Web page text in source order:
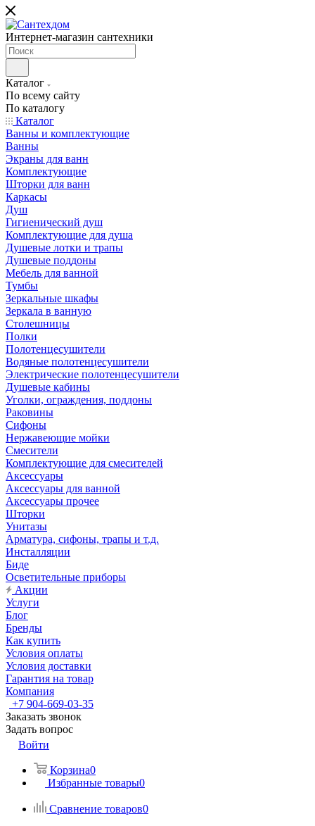
Интернет-магазин сантехники
Каталог
По всему сайту
По каталогу
Каталог
Ванны и комплектующие
Ванны
Экраны для ванн
Комплектующие
Шторки для ванн
Каркасы
Душ
Гигиенический душ
Комплектующие для душа
Душевые лотки и трапы
Душевые поддоны
Мебель для ванной
Тумбы
Зеркальные шкафы
Зеркала в ванную
Столешницы
Полки
Полотенцесушители
Водяные полотенцесушители
Электрические полотенцесушители
Душевые кабины
Уголки, ограждения, поддоны
Раковины
Сифоны
Нержавеющие мойки
Смесители
Комплектующие для смесителей
Аксессуары
Аксессуары для ванной
Аксессуары прочее
Шторки
Унитазы
Арматура, сифоны, трапы и т.д.
Инсталляции
Биде
Осветительные приборы
Акции
Услуги
Блог
Бренды
Как купить
Условия оплаты
Условия доставки
Гарантия на товар
Компания
+7 904-669-03-35
Заказать звонок
Задать вопрос
Войти
Корзина0
Избранные товары0
Сравнение товаров0